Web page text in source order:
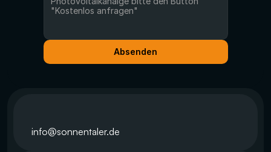
Absenden
info@sonnentaler.de